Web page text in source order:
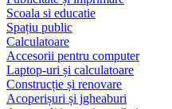
Scoala si educatie
Spațiu public
Calculatoare
Accesorii pentru computer
Laptop-uri și calculatoare
Construcție și renovare
Acoperișuri și jgheaburi